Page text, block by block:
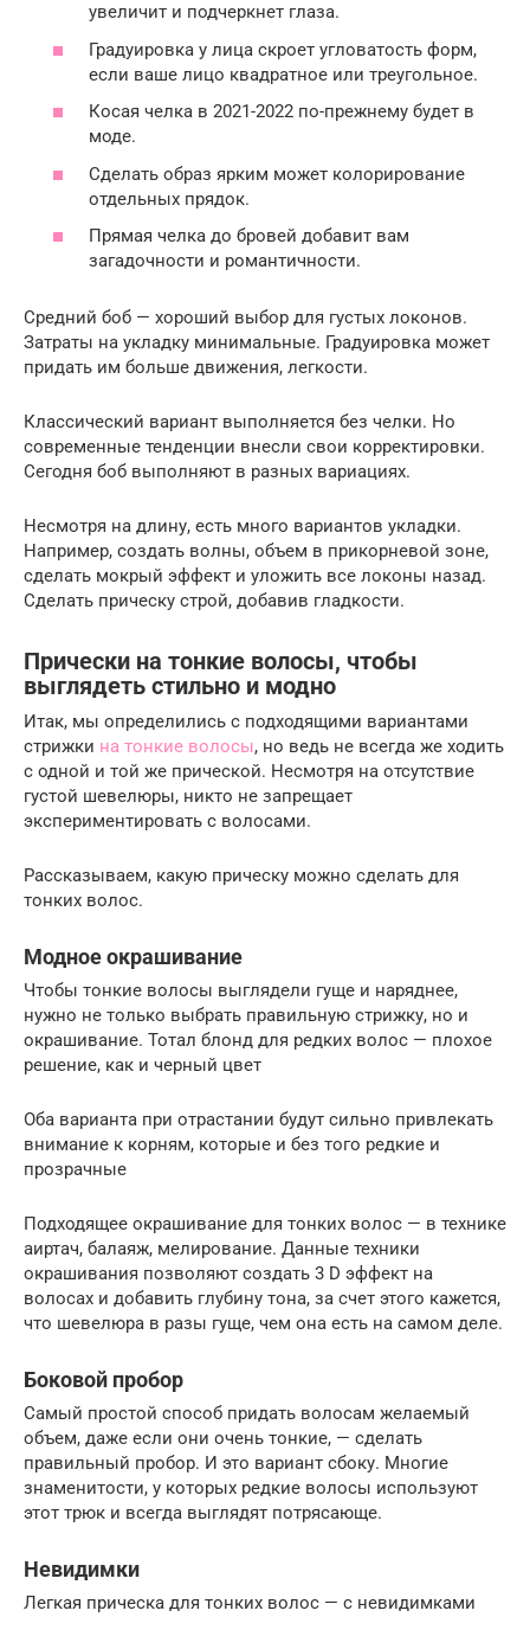
увеличит и подчеркнет глаза.
Градуировка у лица скроет угловатость форм,
если ваше лицо квадратное или треугольное.
Косая челка в 2021-2022 по-прежнему будет в
моде.
Сделать образ ярким может колорирование
отдельных прядок.
Прямая челка до бровей добавит вам
загадочности и романтичности.
Средний боб — хороший выбор для густых локонов.
Затраты на укладку минимальные. Градуировка может
придать им больше движения, легкости.
Классический вариант выполняется без челки. Но
современные тенденции внесли свои корректировки.
Сегодня боб выполняют в разных вариациях.
Несмотря на длину, есть много вариантов укладки.
Например, создать волны, объем в прикорневой зоне,
сделать мокрый эффект и уложить все локоны назад.
Сделать прическу строй, добавив гладкости.
Прически на тонкие волосы, чтобы
выглядеть стильно и модно
Итак, мы определились с подходящими вариантами
стрижки на тонкие волосы, но ведь не всегда же ходить
с одной и той же прической. Несмотря на отсутствие
густой шевелюры, никто не запрещает
экспериментировать с волосами.
Рассказываем, какую прическу можно сделать для
тонких волос.
Модное окрашивание
Чтобы тонкие волосы выглядели гуще и наряднее,
нужно не только выбрать правильную стрижку, но и
окрашивание. Тотал блонд для редких волос — плохое
решение, как и черный цвет
Оба варианта при отрастании будут сильно привлекать
внимание к корням, которые и без того редкие и
прозрачные
Подходящее окрашивание для тонких волос — в технике
аиртач, балаяж, мелирование. Данные техники
окрашивания позволяют создать 3 D эффект на
волосах и добавить глубину тона, за счет этого кажется,
что шевелюра в разы гуще, чем она есть на самом деле.
Боковой пробор
Самый простой способ придать волосам желаемый
объем, даже если они очень тонкие, — сделать
правильный пробор. И это вариант сбоку. Многие
знаменитости, у которых редкие волосы используют
этот трюк и всегда выглядят потрясающе.
Невидимки
Легкая прическа для тонких волос — с невидимками